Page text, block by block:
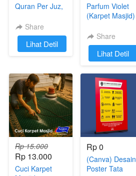
Quran Per Juz,
Perkata Latin
Ukuran A5 &
Terjemahan
Share
`Lihat Detil
Parfum Violet
(Karpet Masjid)
Share
`
Lihat Detil
Rp 15.000
Rp 13.000
Cuci Karpet
Rp 0
(Canva) Desain
Poster Tata